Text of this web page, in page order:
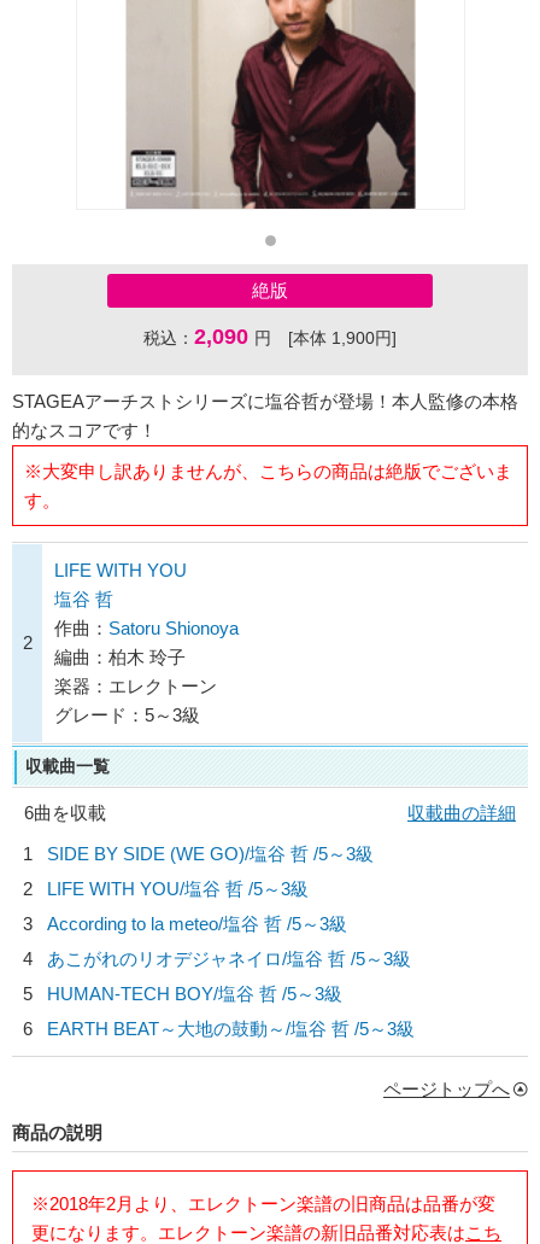
絶版
税込： 2,090 円 [本体 1,900円]
STAGEAアーチストシリーズに塩谷哲が登場！本人監修の本格
的なスコアです！
※大変申し訳ありませんが、こちらの商品は絶版でございま
す。
2
LIFE WITH YOU
塩谷 哲
作曲： Satoru Shionoya
編曲：柏木 玲子
楽器：エレクトーン
グレード：5～3級
収載曲一覧
6曲を収載
収載曲の詳細
1
SIDE BY SIDE (WE GO)/塩谷 哲 /5～3級
2
LIFE WITH YOU/塩谷 哲 /5～3級
3
According to la meteo/塩谷 哲 /5～3級
4
あこがれのリオデジャネイロ/塩谷 哲 /5～3級
5
HUMAN-TECH BOY/塩谷 哲 /5～3級
6
EARTH BEAT～大地の鼓動～/塩谷 哲 /5～3級
ページトップへ
商品の説明
※2018年2月より、エレクトーン楽譜の旧商品は品番が変
更になります。エレクトーン楽譜の新旧品番対応表はこち